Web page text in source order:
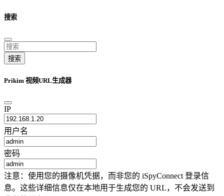
搜索
搜索
Prikim 视频URL生成器
IP
用户名
密码
注意：使用您的摄像机凭据，而非您的 iSpyConnect 登录信
息。这些详细信息仅在本地用于生成您的 URL，不会发送到